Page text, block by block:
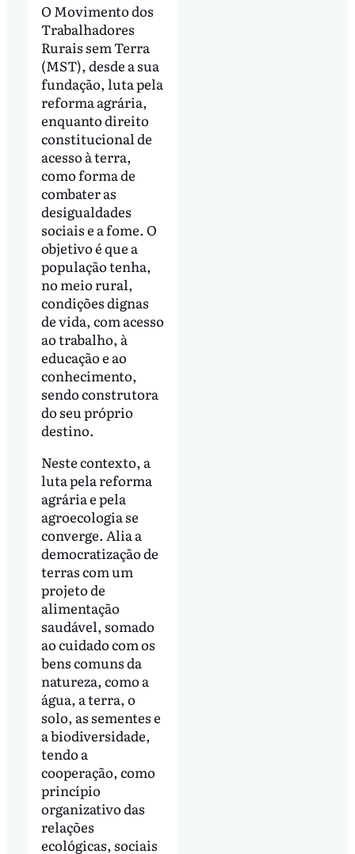
O Movimento dos
Trabalhadores
Rurais sem Terra
(MST), desde a sua
fundação, luta pela
reforma agrária,
enquanto direito
constitucional de
acesso à terra,
como forma de
combater as
desigualdades
sociais e a fome. O
objetivo é que a
população tenha,
no meio rural,
condições dignas
de vida, com acesso
ao trabalho, à
educação e ao
conhecimento,
sendo construtora
do seu próprio
destino.
Neste contexto, a
luta pela reforma
agrária e pela
agroecologia se
converge. Alia a
democratização de
terras com um
projeto de
alimentação
saudável, somado
ao cuidado com os
bens comuns da
natureza, como a
água, a terra, o
solo, as sementes e
a biodiversidade,
tendo a
cooperação, como
princípio
organizativo das
relações
ecológicas, sociais